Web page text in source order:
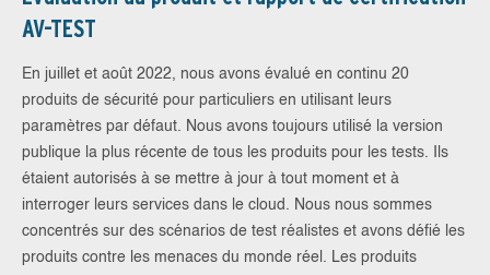
AV-TEST
En juillet et août 2022, nous avons évalué en continu 20
produits de sécurité pour particuliers en utilisant leurs
paramètres par défaut. Nous avons toujours utilisé la version
publique la plus récente de tous les produits pour les tests. Ils
étaient autorisés à se mettre à jour à tout moment et à
interroger leurs services dans le cloud. Nous nous sommes
concentrés sur des scénarios de test réalistes et avons défié les
produits contre les menaces du monde réel. Les produits